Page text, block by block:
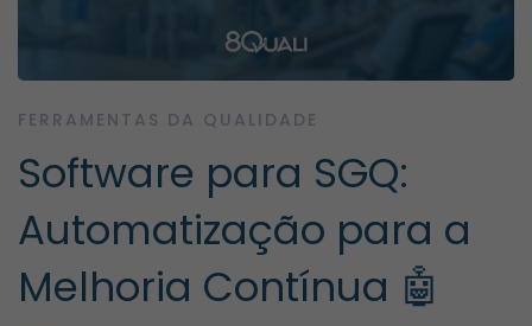
FERRAMENTAS DA QUALIDADE
Software para SGQ:
Automatização para a
Melhoria Contínua 🤖